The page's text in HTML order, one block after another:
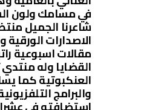
في مسامك ولون
شاعرنا الجميل
الاصدارات
مقالات اسبوعية
القضايا وله
العنكبوتية كما
والبرامج